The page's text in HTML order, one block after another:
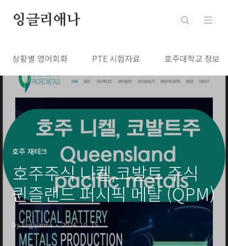
잉글리애나
상황별 영어회화 PTE 시험자료 호주대학교 정보
호주 재테크
호주주식 니켈,코발트 주식
퀸즐랜드 퍼시픽 메탈 (QPM)
by Englyanna 2024. 10. 15.